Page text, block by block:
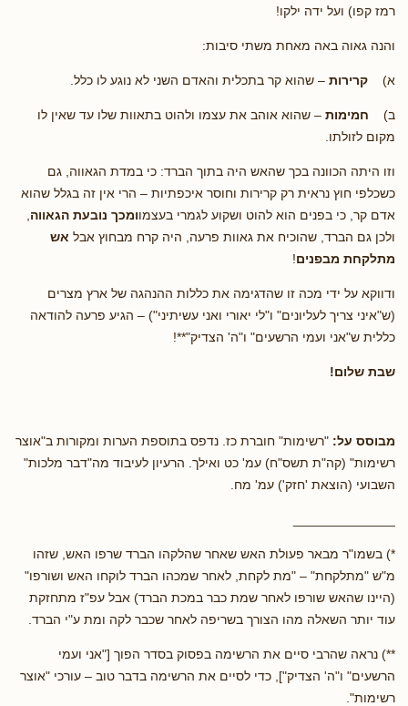
רמז קפו) ועל ידה ילקו!
והנה גאוה באה מאחת משתי סיבות:
א) קרירות – שהוא קר בתכלית והאדם השני לא נוגע לו כלל.
ב) חמימות – שהוא אוהב את עצמו ולהוט בתאוות שלו עד שאין לו
מקום לזולתו.
וזו היתה הכוונה בכך שהאש היה בתוך הברד: כי במדת הגאווה, גם
כשכלפי חוץ נראית רק קרירות וחוסר איכפתיות – הרי אין זה בגלל שהוא
אדם קר, כי בפנים הוא להוט ושקוע לגמרי בעצמוומכך נובעת הגאווה
ולכן גם הברד, שהוכיח את גאוות פרעה, היה קרח מבחוץ אבל אש
מתלקחת מבפנים!
ודווקא על ידי מכה זו שהדגימה את כללות ההנהגה של ארץ מצרים
(ש"איני צריך לעליונים" ו"לי יאורי ואני עשיתיני") – הגיע פרעה להודאה
כללית ש"אני ועמי הרשעים" ו"ה' הצדיק"**!
שבת שלום!
מבוסס על: "רשימות" חוברת כז. נדפס בתוספת הערות ומקורות ב"אוצר
רשימות" (קה"ת תשס"ח) עמ' כט ואילך. הרעיון לעיבוד מה"דבר מלכות"
השבועי (הוצאת 'חזק') עמ' מח.
*) בשמו"ר מבאר פעולת האש שאחר שהלקהו הברד שרפו האש, שזהו
מ"ש "מתלקחת" – "מת לקחת, לאחר שמכהו הברד לוקחו האש ושורפו"
(היינו שהאש שורפו לאחר שמת כבר במכת הברד) אבל עפ"ז מתחזקת
עוד יותר השאלה מהו הצורך בשריפה לאחר שכבר לקה ומת ע"י הברד.
**) נראה שהרבי סיים את הרשימה בפסוק בסדר הפוך ["אני ועמי
הרשעים" ו"ה' הצדיק"], כדי לסיים את הרשימה בדבר טוב – עורכי "אוצר
רשימות".